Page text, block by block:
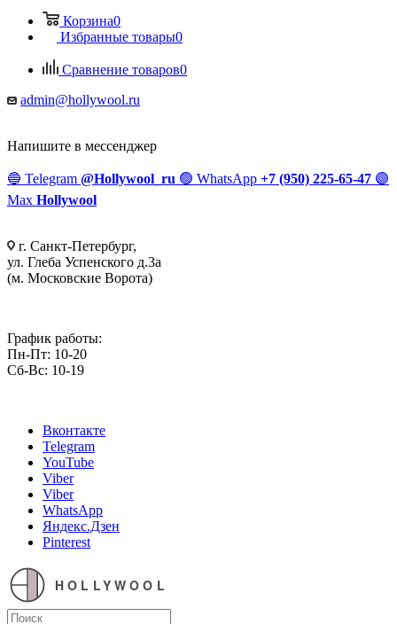
Корзина0
Избранные товары0
Сравнение товаров0
admin@hollywool.ru
Напишите в мессенджер
🔵 Telegram @Hollywool_ru 🟢 WhatsApp +7 (950) 225-65-47 🟣
Max Hollywool
г. Санкт-Петербург,
ул. Глеба Успенского д.3а
(м. Московские Ворота)
График работы:
Пн-Пт: 10-20
Сб-Вс: 10-19
Вконтакте
Telegram
YouTube
Viber
Viber
WhatsApp
Яндекс.Дзен
Pinterest
HOLLYWOOL